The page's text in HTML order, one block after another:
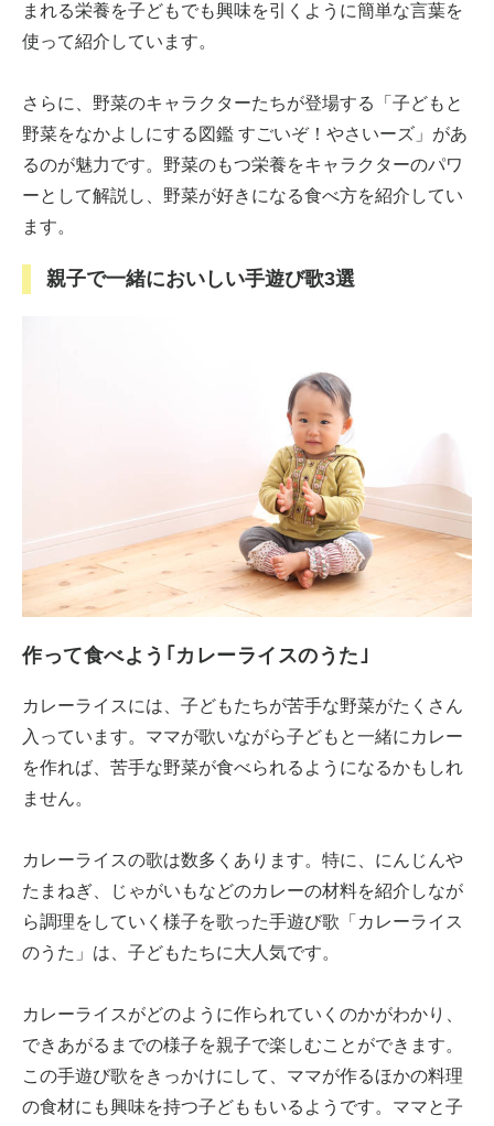
まれる栄養を子どもでも興味を引くように簡単な言葉を
使って紹介しています。
さらに、野菜のキャラクターたちが登場する「子どもと
野菜をなかよしにする図鑑 すごいぞ！やさいーズ」があ
るのが魅力です。野菜のもつ栄養をキャラクターのパワ
ーとして解説し、野菜が好きになる食べ方を紹介してい
ます。
親子で一緒においしい手遊び歌3選
作って食べよう｢カレーライスのうた｣
カレーライスには、子どもたちが苦手な野菜がたくさん
入っています。ママが歌いながら子どもと一緒にカレー
を作れば、苦手な野菜が食べられるようになるかもしれ
ません。
カレーライスの歌は数多くあります。特に、にんじんや
たまねぎ、じゃがいもなどのカレーの材料を紹介しなが
ら調理をしていく様子を歌った手遊び歌「カレーライス
のうた」は、子どもたちに大人気です。
カレーライスがどのように作られていくのかがわかり、
できあがるまでの様子を親子で楽しむことができます。
この手遊び歌をきっかけにして、ママが作るほかの料理
の食材にも興味を持つ子どももいるようです。ママと子